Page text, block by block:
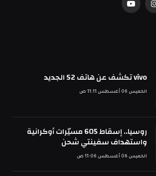
الانستغراميوتيوب
vivo تكشف عن هاتف S2 الجديد
الخميس 06 أغسطس 11:11 ص
روسيا.. إسقاط 605 مسيّرات أوكرانية
واستهداف سفينتي شحن
الخميس 06 أغسطس 11:06 ص